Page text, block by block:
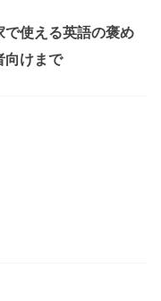
使える英語の褒め
向けまで